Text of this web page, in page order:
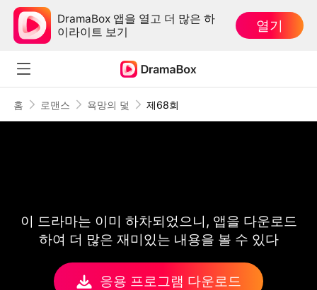
DramaBox 앱을 열고 더 많은 하
이라이트 보기
열기
홈 로맨스 욕망의 덫 제68회
이 드라마는 이미 하차되었으니, 앱을 다운로드
하여 더 많은 재미있는 내용을 볼 수 있다
응용 프로그램 다운로드